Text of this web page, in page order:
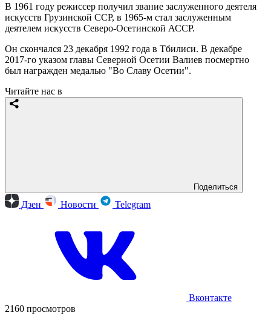
В 1961 году режиссер получил звание заслуженного деятеля
искусств Грузинской ССР, в 1965-м стал заслуженным
деятелем искусств Северо-Осетинской АССР.
Он скончался 23 декабря 1992 года в Тбилиси. В декабре
2017-го указом главы Северной Осетии Валиев посмертно
был награжден медалью "Во Славу Осетии".
Читайте нас в
Поделиться
Дзен Новости Telegram
Вконтакте
2160 просмотров